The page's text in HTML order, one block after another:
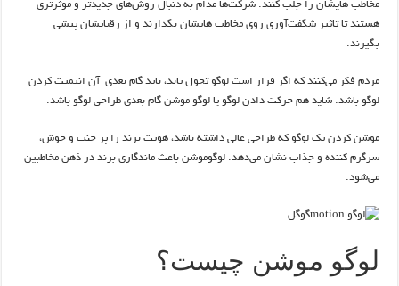
مخاطب هایشان را جلب کنند. شرکت‌ها مدام به دنبال روش‌های جدیدتر و موثرتری
هستند تا تاثیر شگفت‌آوری روی مخاطب هایشان بگذارند و از رقبایشان پیشی
بگیرند.
مردم فکر می‌کنند که اگر قرار است لوگو تحول یابد، باید گام بعدی آن انیمیت کردن
لوگو باشد. شاید هم حرکت دادن لوگو یا لوگو موشن گام بعدی طراحی لوگو باشد.
موشن کردن یک لوگو که طراحی عالی داشته باشد، هویت برند را پر جنب و جوش،
سرگرم کننده و جذاب نشان می‌دهد. لوگوموشن باعث ماندگاری برند در ذهن مخاطبین
می‌شود.
لوگو موشن چیست؟